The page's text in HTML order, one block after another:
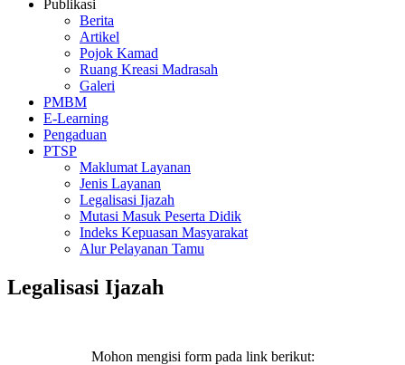
Publikasi
Berita
Artikel
Pojok Kamad
Ruang Kreasi Madrasah
Galeri
PMBM
E-Learning
Pengaduan
PTSP
Maklumat Layanan
Jenis Layanan
Legalisasi Ijazah
Mutasi Masuk Peserta Didik
Indeks Kepuasan Masyarakat
Alur Pelayanan Tamu
Legalisasi Ijazah
Mohon mengisi form pada link berikut: